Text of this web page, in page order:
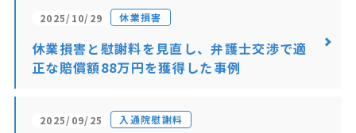
2025/10/29 休業損害
休業損害と慰謝料を見直し、弁護士交渉で適
正な賠償額88万円を獲得した事例
2025/09/25 入通院慰謝料